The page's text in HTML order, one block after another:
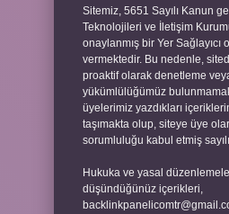
Sitemiz, 5651 Sayılı Kanun
Teknolojileri ve İletişim
onaylanmış bir Yer Sağlayıcı
vermektedir. Bu nedenle,
proaktif olarak denetleme
yükümlülüğümüz
üyelerimiz yazdıkları
taşımakta olup, siteye üye
sorumluluğu kabul etmiş
Hukuka ve yasal
düşündüğünüz içerikleri,